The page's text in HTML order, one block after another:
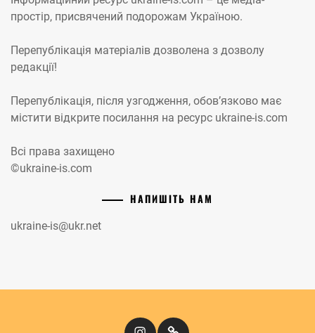
простір, присвячений подорожам Україною.
Перепублікація матеріалів дозволена з дозволу
редакції!
Перепублікація, після узгодження, обов’язково має
містити відкрите посилання на ресурс ukraine-is.com
Всі права захищено
©ukraine-is.com
НАПИШІТЬ НАМ
ukraine-is@ukr.net
InstagramКіномандри